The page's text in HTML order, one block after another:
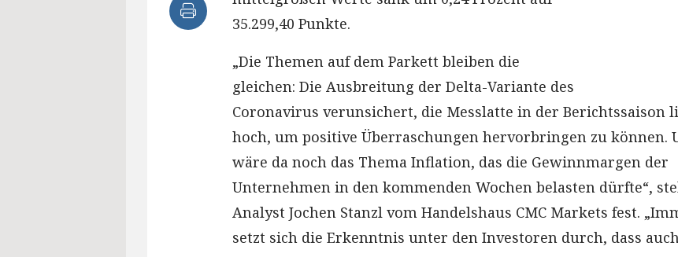
35.299,40 Punkte.
„Die Themen auf dem Parkett bleiben die
gleichen: Die Ausbreitung der Delta-Variante des
Coronavirus verunsichert, die Messlatte in der Berichtssaison
hoch, um positive Überraschungen hervorbringen zu können.
wäre da noch das Thema Inflation, das die Gewinnmargen der
Unternehmen in den kommenden Wochen belasten dürfte“,
Analyst Jochen Stanzl vom Handelshaus CMC Markets fest.
setzt sich die Erkenntnis unter den Investoren durch, dass